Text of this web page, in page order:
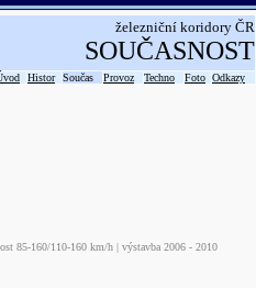
železniční koridory ČR
SOUČASNOST
Histor Součas Provoz Techno Foto Odkazy
85-160/110-160 km/h | výstavba 2006 - 2010